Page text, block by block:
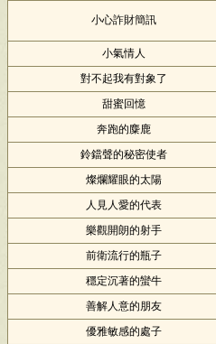
小心詐財簡訊
小氣情人
對不起我有對象了
甜蜜回憶
奔跑的麋鹿
鈴鐺聲的秘密使者
燦爛耀眼的太陽
人見人愛的代表
樂觀開朗的射手
前衛流行的瓶子
穩定沉著的蠻牛
善解人意的朋友
優雅敏感的處子